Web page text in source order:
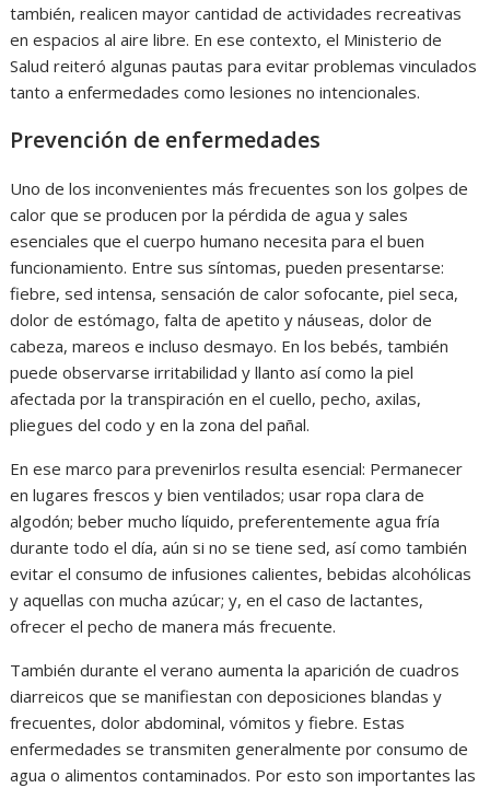
también, realicen mayor cantidad de actividades recreativas
en espacios al aire libre. En ese contexto, el Ministerio de
Salud reiteró algunas pautas para evitar problemas vinculados
tanto a enfermedades como lesiones no intencionales.
Prevención de enfermedades
Uno de los inconvenientes más frecuentes son los golpes de
calor que se producen por la pérdida de agua y sales
esenciales que el cuerpo humano necesita para el buen
funcionamiento. Entre sus síntomas, pueden presentarse:
fiebre, sed intensa, sensación de calor sofocante, piel seca,
dolor de estómago, falta de apetito y náuseas, dolor de
cabeza, mareos e incluso desmayo. En los bebés, también
puede observarse irritabilidad y llanto así como la piel
afectada por la transpiración en el cuello, pecho, axilas,
pliegues del codo y en la zona del pañal.
En ese marco para prevenirlos resulta esencial: Permanecer
en lugares frescos y bien ventilados; usar ropa clara de
algodón; beber mucho líquido, preferentemente agua fría
durante todo el día, aún si no se tiene sed, así como también
evitar el consumo de infusiones calientes, bebidas alcohólicas
y aquellas con mucha azúcar; y, en el caso de lactantes,
ofrecer el pecho de manera más frecuente.
También durante el verano aumenta la aparición de cuadros
diarreicos que se manifiestan con deposiciones blandas y
frecuentes, dolor abdominal, vómitos y fiebre. Estas
enfermedades se transmiten generalmente por consumo de
agua o alimentos contaminados. Por esto son importantes las